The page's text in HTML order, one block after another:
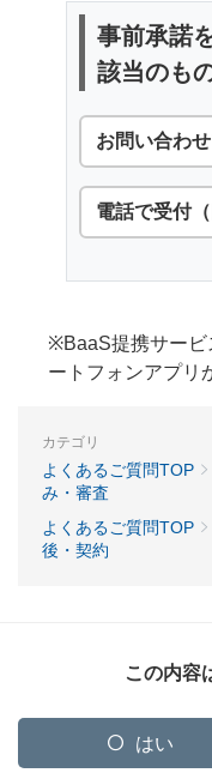
事前承諾
該当のも
お問い合わ
電話で受付
※BaaS提携サービ
ートフォンアプリ
カテゴリ
よくあるご質問TOP
み・審査
よくあるご質問TOP
後・契約
この内容
はい